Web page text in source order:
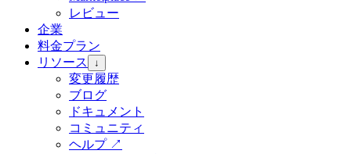
レビュー
企業
料金プラン
リソース
↓
変更履歴
ブログ
ドキュメント
コミュニティ
ヘルプ↗